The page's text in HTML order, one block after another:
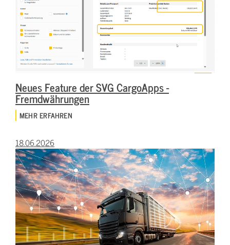
Neues Feature der SVG CargoApps -
Fremdwährungen
MEHR ERFAHREN
18.06.2026